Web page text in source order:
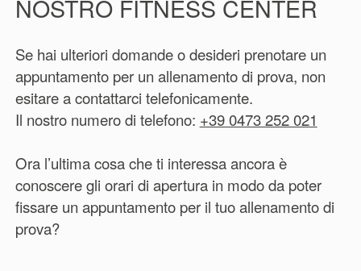
prepararsi.
Hai domande o vuoi abbonarti? Allora puoi
contattarci al seguente numero di telefono:
+39 0473 252 021
NOSTRO FITNESS CENTER
Se hai ulteriori domande o desideri prenotare un
appuntamento per un allenamento di prova, non
esitare a contattarci telefonicamente.
Il nostro numero di telefono: +39 0473 252 021
Ora l’ultima cosa che ti interessa ancora è
conoscere gli orari di apertura in modo da poter
fissare un appuntamento per il tuo allenamento di
prova?